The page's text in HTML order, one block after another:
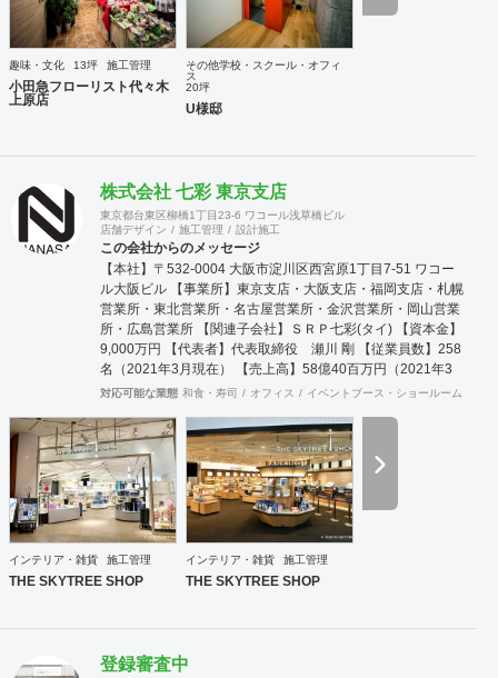
趣味・文化 13坪 施工管理
小田急フローリスト代々木
上原店
その他学校・スクール・オフィ
ス
20坪
U様邸
株式会社 七彩 東京支店
東京都台東区柳橋1丁目23-6 ワコール浅草橋ビル
店舗デザイン
施工管理 設計施工
この会社からのメッセージ
【本社】〒532-0004 大阪市淀川区西宮原1丁目7-51 ワコー
ル大阪ビル 【事業所】東京支店・大阪支店・福岡支店・札幌
営業所・東北営業所・名古屋営業所・金沢営業所・岡山営業
所・広島営業所 【関連子会社】ＳＲＰ七彩(タイ) 【資本金】
9,000万円 【代表者】代表取締役 瀬川 剛 【従業員数】258
名（2021年3月現在） 【売上高】58億40百万円（2021年3
月期） 【主要得意先】全国主要百貨店、アパレルメーカー、
ェーン店、デザイン設計事務所、各種学校、病医院な
ど
対応可能な業態 和食・寿司 オフィス イベントブース・ショールーム
インテリア・雑貨 施工管理
THE SKYTREE SHOP
インテリア・雑貨 施工管理
THE SKYTREE SHOP
登録審査中